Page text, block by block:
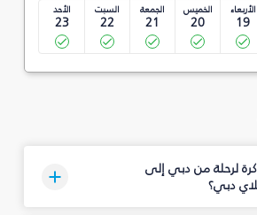
الأربعاء
19
الخميس
20
الجمعة
21
السبت
22
الأحد
23
لرحلة من دبي إلى
دبي؟